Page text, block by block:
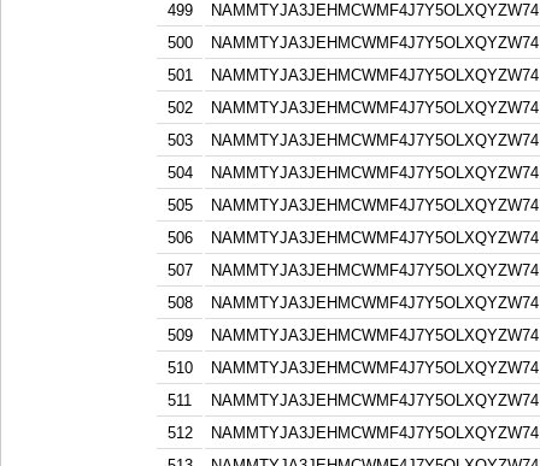
499
500
501
502
503
504
505
506
507
508
509
510
511
512